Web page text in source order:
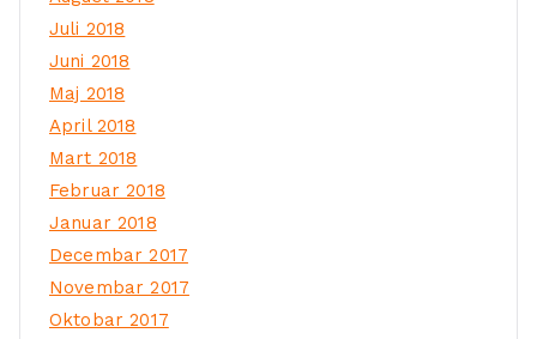
Juli 2018
Juni 2018
Maj 2018
April 2018
Mart 2018
Februar 2018
Januar 2018
Decembar 2017
Novembar 2017
Oktobar 2017